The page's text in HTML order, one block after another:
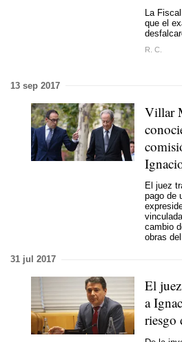
La
que el
R. C.
13 sep 2017
Villar
El juez
pago de
cambio
obras
31 jul 2017
El
a
riesgo